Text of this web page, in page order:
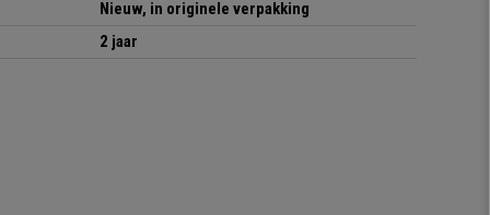
Nieuw, in originele verpakking
2 jaar